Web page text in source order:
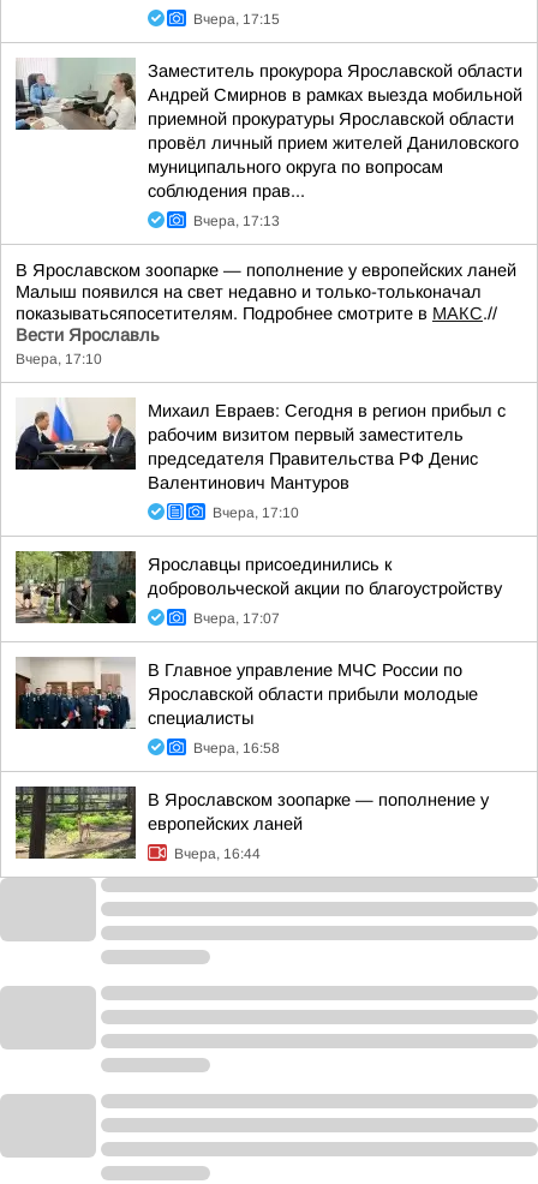
Вчера, 17:15
Заместитель прокурора Ярославской области
Андрей Смирнов в рамках выезда мобильной
приемной прокуратуры Ярославской области
провёл личный прием жителей Даниловского
муниципального округа по вопросам
соблюдения прав...
Вчера, 17:13
В Ярославском зоопарке — пополнение у европейских ланей
Малыш появился на свет недавно и только-тольконачал
показыватьсяпосетителям. Подробнее смотрите в МАКС.//
Вести Ярославль
Вчера, 17:10
Михаил Евраев: Сегодня в регион прибыл с
рабочим визитом первый заместитель
председателя Правительства РФ Денис
Валентинович Мантуров
Вчера, 17:10
Ярославцы присоединились к
добровольческой акции по благоустройству
Вчера, 17:07
В Главное управление МЧС России по
Ярославской области прибыли молодые
специалисты
Вчера, 16:58
В Ярославском зоопарке — пополнение у
европейских ланей
Вчера, 16:44